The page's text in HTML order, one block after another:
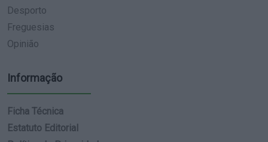
Desporto
Freguesias
Opinião
Informação
Ficha Técnica
Estatuto Editorial